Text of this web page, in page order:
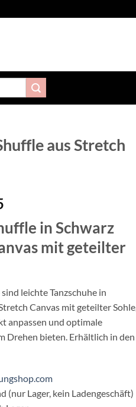
aus Stretch
Preis
ist:
€ 31,95.
in Schwarz
mit geteilter
leichte Tanzschuhe in
Canvas mit geteilter Sohle,
anpassen und optimale
Drehen bieten. Erhältlich in den
(nur Lager, kein Ladengeschäft)